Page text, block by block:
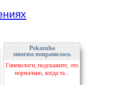
Pokazuha
многим понравилось
Гинекологи, подскажите, это
нормально, когда та...